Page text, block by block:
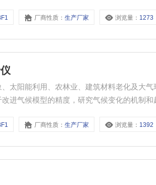
厂商性质：生产厂家 浏览量： 1273
太阳能利用、农林业、建筑材料老化及大
进气候模型的精度，研究气候变化的机制和
厂商性质：生产厂家 浏览量： 1392